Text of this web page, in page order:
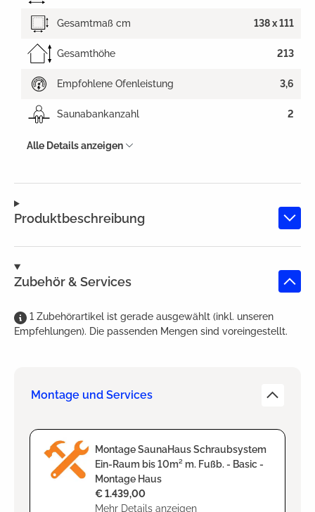
Produktbeschreibung
Zubehör & Services
1 Zubehörartikel ist gerade ausgewählt (inkl. unseren
Empfehlungen). Die passenden Mengen sind voreingestellt.
Montage und Services
Montage SaunaHaus Schraubsystem
Ein-Raum bis 10m² m. Fußb. - Basic -
Montage Haus
Mehr Details anzeigen
€ 1.439,00
Gesamtmaß cm 138 x 111
Gesamthöhe 213
Empfohlene Ofenleistung 3,6
Saunabankanzahl 2
Alle Details anzeigen